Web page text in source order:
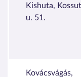
Kishuta,
u. 51.
Kovácsvágás,